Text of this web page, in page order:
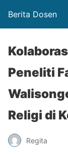
Berita Dosen
Peneliti
Religi di
Regita